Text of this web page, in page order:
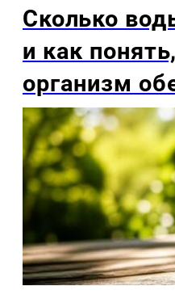
Сколько
и как
организм